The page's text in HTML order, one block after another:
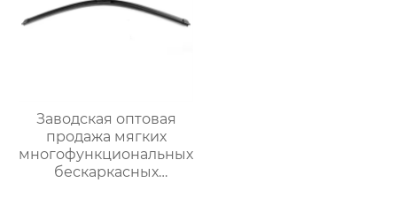
Заводская оптовая
продажа мягких
многофункциональных
бескаркасных